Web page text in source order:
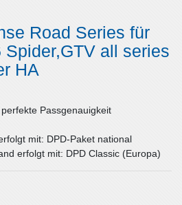
Road Series für
all series
HA
Passgenauigkeit
mit: DPD-Paket national
erfolgt mit: DPD Classic (Europa)